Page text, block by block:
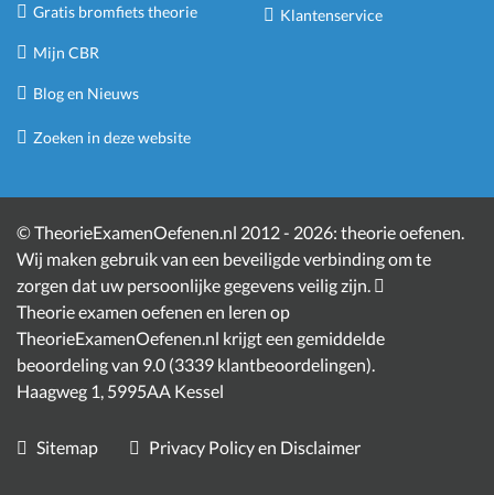
Gratis bromfiets theorie
Mijn CBR
Blog en Nieuws
Zoeken in deze website
Klantenservice
©TheorieExamenOefenen.nl 2012 - 2026: theorie oefenen.
Wij maken gebruik van een beveiligde verbinding om te
zorgen dat uw persoonlijke gegevens veilig zijn.
Theorie examen oefenen en leren op
TheorieExamenOefenen.nl krijgt een gemiddelde
beoordeling van 9.0 (3339 klantbeoordelingen).
Haagweg 1, 5995AA Kessel
Sitemap Privacy Policy en Disclaimer